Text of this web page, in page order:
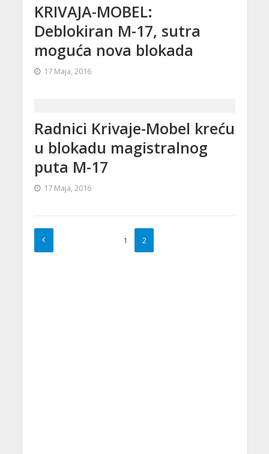
KRIVAJA-MOBEL:
Deblokiran M-17, sutra
moguća nova blokada
17 Maja, 2016
Radnici Krivaje-Mobel kreću
u blokadu magistralnog
puta M-17
17 Maja, 2016
1 2